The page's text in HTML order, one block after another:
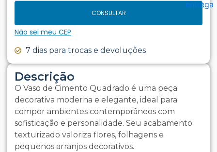
Descrição
O Vaso de Cimento Quadrado é uma peça
decorativa moderna e elegante, ideal para
compor ambientes contemporâneos com
sofisticação e personalidade. Seu acabamento
texturizado valoriza flores, folhagens e
pequenos arranjos decorativos.
CONSULTAR
Não sei meu CEP
7 dias para trocas e devoluções